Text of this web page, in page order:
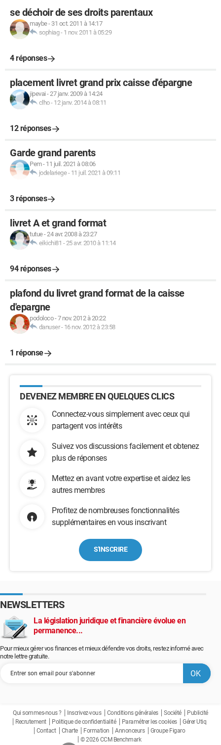
se déchoir de ses droits parentaux
maybe- 31 oct. 2011 à 14:17
sophiag- 1 nov. 2011 à 05:29
4 réponses
placement livret grand prix caisse d'épargne
jipevai -27 janv. 2009 à 14:24
clho- 12 janv. 2014 à 08:11
12 réponses
Garde grand parents
Pem- 11 juil. 2021 à 08:06
jodelariege- 11 juil. 2021 à 09:11
3 réponses
livret A et grand format
tutue-24 avr. 2008 à 23:27
eikichi81 -25 avr. 2010 à 11:14
94 réponses
plafond du livret grand format de la caisse
d'epargne
podoloco-7 nov. 2012 à 20:22
danuser- 16 nov. 2012 à 23:58
1 réponse
DEVENEZ MEMBRE EN QUELQUES CLICS
Connectez-vous simplement avec ceux qui
partagent vos intérêts
Suivez vos discussions facilement et obtenez
plus de réponses
Mettez en avant votre expertise et aidez les
autres membres
Profitez de nombreuses fonctionnalités
supplémentaires en vous inscrivant
S'INSCRIRE
NEWSLETTERS
La législation juridique et financière évolue en
permanence...
Pour mieux gérer vos finances et mieux défendre vos droits, restez informé avec
notre lettre gratuite.
Qui sommes-nous ? Inscrivez-vous Conditions générales Société
Publicité
Recrutement
Politique de confidentialité Paramétrer les cookies
Gérer Utiq
Contact
Charte Formation Annonceurs
Groupe Figaro
© 2026 CCM Benchmark